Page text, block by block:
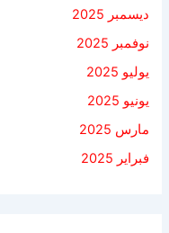
ديسمبر 2025
نوفمبر 2025
يوليو 2025
يونيو 2025
مارس 2025
فبراير 2025